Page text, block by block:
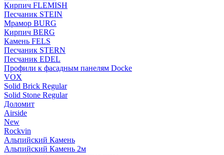
Кирпич FLEMISH
Пес­ча­ник STEIN
Мрамор BURG
Кирпич BERG
Камень FELS
Пес­ча­ник STERN
Пес­ча­ник EDEL
Профили к фасадным панелям Docke
VOX
Solid Brick Regular
Solid Stone Regular
Доломит
Airside
New
Rockvin
Альпийский Камень
Альпийский Камень 2м